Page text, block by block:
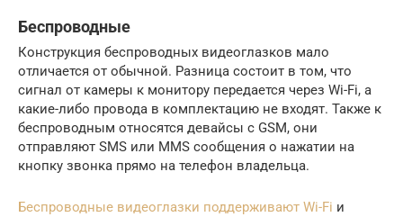
Беспроводные
Конструкция беспроводных видеоглазков мало
отличается от обычной. Разница состоит в том, что
сигнал от камеры к монитору передается через Wi-Fi, а
какие-либо провода в комплектацию не входят. Также к
беспроводным относятся девайсы с GSM, они
отправляют SMS или MMS сообщения о нажатии на
кнопку звонка прямо на телефон владельца.
Беспроводные видеоглазки поддерживают Wi-Fi и